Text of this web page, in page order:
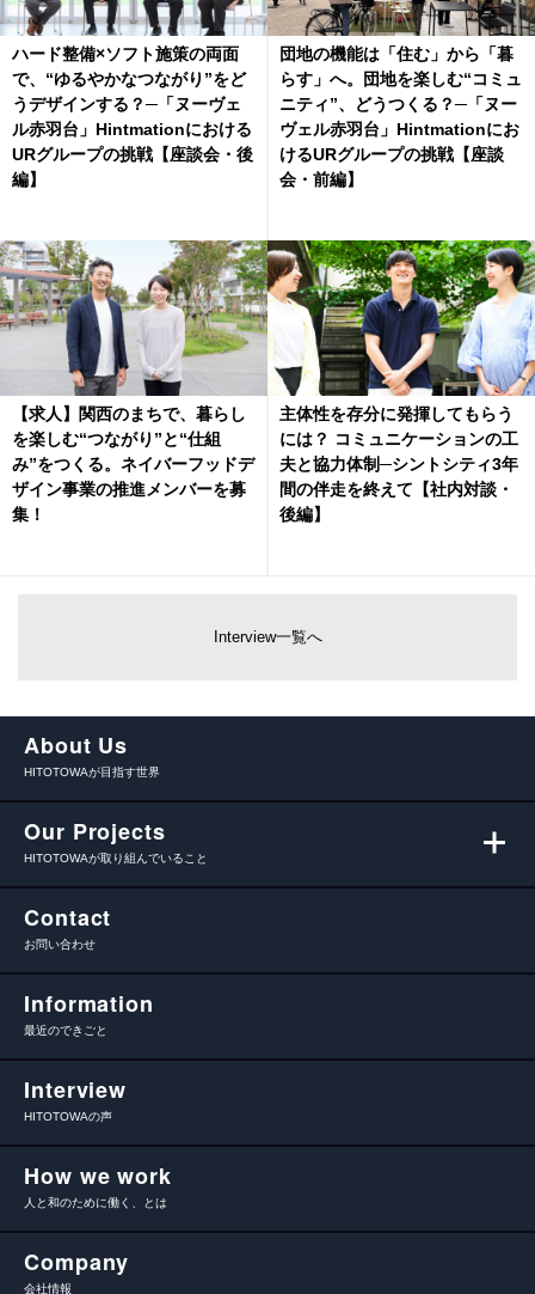
ハード整備×ソフト施策の両面
で、“ゆるやかなつながり”をど
うデザインする？─「ヌーヴェ
ル赤羽台」Hintmationにおける
URグループの挑戦【座談会・後
編】
団地の機能は「住む」から「暮
らす」へ。団地を楽しむ“コミュ
ニティ”、どうつくる？─「ヌー
ヴェル赤羽台」Hintmationにお
けるURグループの挑戦【座談
会・前編】
【求人】関西のまちで、暮らし
を楽しむ“つながり”と“仕組
み”をつくる。ネイバーフッドデ
ザイン事業の推進メンバーを募
集！
主体性を存分に発揮してもらう
には？ コミュニケーションの工
夫と協力体制─シントシティ3年
間の伴走を終えて【社内対談・
後編】
Interview一覧へ
About Us
HITOTOWAが目指す世界
Our Projects
HITOTOWAが取り組んでいること
Contact
お問い合わせ
Information
最近のできごと
Interview
HITOTOWAの声
How we work
人と和のために働く、とは
Company
会社情報